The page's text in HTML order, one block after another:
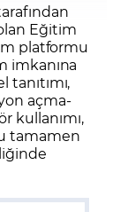
Eğitim
platformu
imkanına
tanıtımı,
açma-
kullanımı,
tamamen